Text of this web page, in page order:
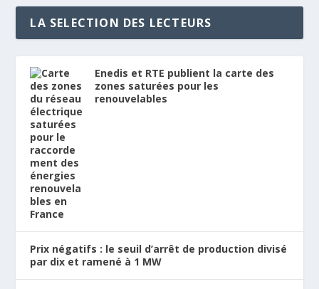
LA SELECTION DES LECTEURS
Enedis et RTE publient la carte des
zones saturées pour les
renouvelables
Prix négatifs : le seuil d’arrêt de production divisé
par dix et ramené à 1 MW